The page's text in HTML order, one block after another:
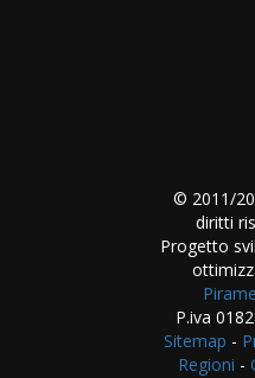
© 2011/
diritti
Progetto
P.iva
Sitemap -
Regioni -